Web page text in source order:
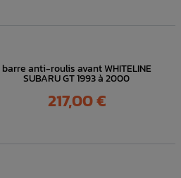
barre anti-roulis avant WHITELINE
SUBARU GT 1993 à 2000
Prix
217,00 €